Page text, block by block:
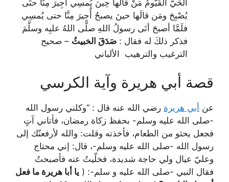
الْحَيُّ الْقَيُّومُ مَنْ قالَها حِينَ يُمسِي أُجِيرَ مِنَّا حتَى
يُصْبِحَ ومَن قالَها حينَ يصبحُ أُجِيرَ مِنَّا حتى يُمسِي
فلَمَّا أصبحَ أتَى رسولُ اللهِ صلَّى اللهُ عليِه وسلَّمَ
فذكر ذلكَ له فقال : صَدَقَ الخبيثُ – صحيح
الترغيب والترهيب الألباني
قصة أبي هريرة وآية الكرسي
عن أبي هريرة رضي الله عنه قال : “وكلني رسول الله
-صلى الله عليه وسلم- بحفظ زكاة رمضان، فأتاني آتٍ
فجعل يحثو من الطعام، فأخذته وقلت: والله لأرفعنّك إلى
رسول الله -صلى الله عليه وسلم-، قال: إني محتاج
وعليّ عيال ولي حاجة شديدة، فخلّيتُ عنه فأصبحتُ
فقال النبي -صلى الله عليه و سلم-: ( يا أبا هريرة ما فعل